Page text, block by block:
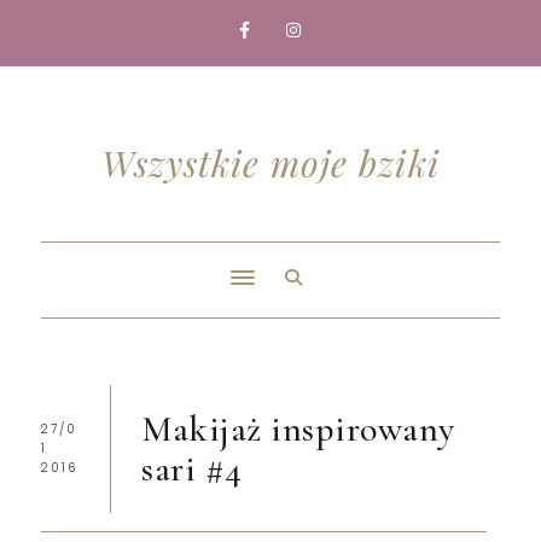
Wszystkie moje bziki
27/0
1
2016
Makijaż inspirowany
sari #4